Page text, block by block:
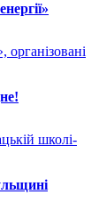
організовані
школі-